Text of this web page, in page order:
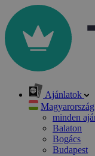
Ajánlatok
Magyarország
minden
Balaton
Bogács
Budapest